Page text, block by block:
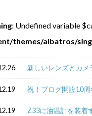
: Undefined variable
themes/albatros/
新しいレンズとカメ
祝！ブログ開設10周
Z33に油温計を装着